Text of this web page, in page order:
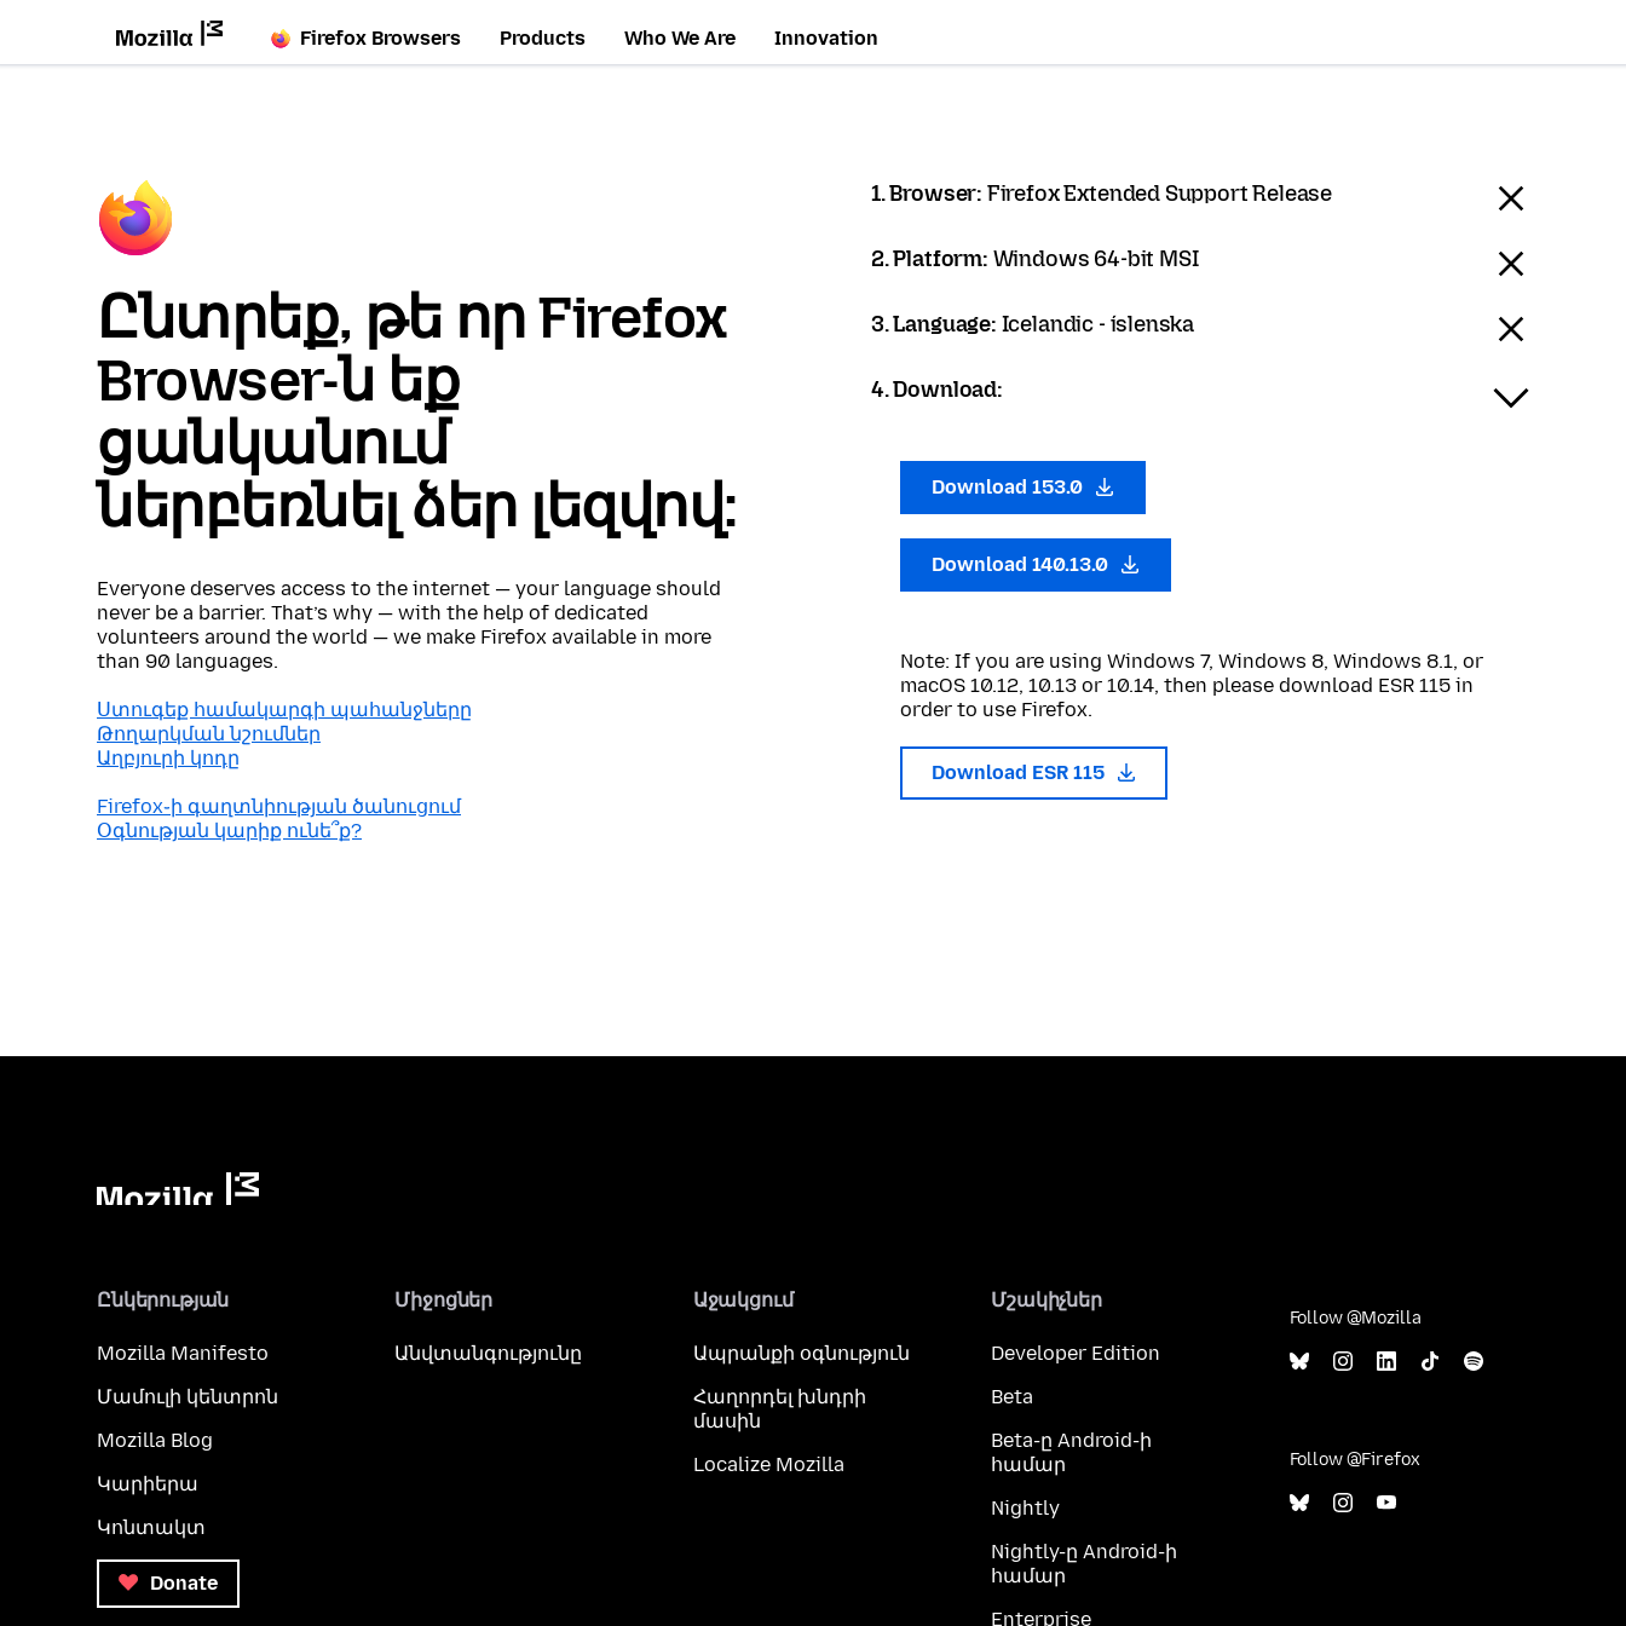
Firefox Browsers Products Who We Are Innovation
Ընտրեք, թե որ Firefox
Browser-ն եք
ցանկանում
ներբեռնել ձեր լեզվով:
Everyone deserves access to the internet — your language should
never be a barrier. That’s why — with the help of dedicated
volunteers around the world — we make Firefox available in more
than 90 languages.
Ստուգեք համակարգի պահանջները
Թողարկման նշումներ
Աղբյուրի կոդը
Firefox֊ի գաղտնիության ծանուցում
Օգնության կարիք ունե՞ք?
1. Browser: Firefox Extended Support Release
2. Platform: Windows 64-bit MSI
3. Language: Icelandic - íslenska
4. Download:
Download 153.0
Download 140.13.0
Note: If you are using Windows 7, Windows 8, Windows 8.1, or
macOS 10.12, 10.13 or 10.14, then please download ESR 115 in
order to use Firefox.
Download ESR 115
Ընկերության
Mozilla Manifesto
Մամուլի կենտրոն
Mozilla Blog
Կարիերա
Կոնտակտ
Donate
Միջոցներ
Անվտանգությունը
Աջակցում
Ապրանքի օգնություն
Հաղորդել խնդրի
մասին
Localize Mozilla
Մշակիչներ
Developer Edition
Beta
Beta-ը Android-ի
համար
Nightly
Nightly-ը Android-ի
համար
Enterprise
Follow @Mozilla
Follow @Firefox